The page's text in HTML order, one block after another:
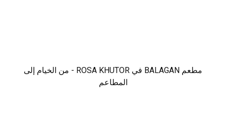
مطعم BALAGAN في ROSA KHUTOR - من الخيام إلى
المطاعم